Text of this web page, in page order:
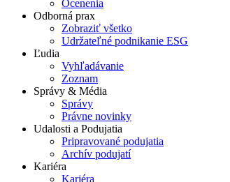
Ocenenia
Odborná prax
Zobraziť všetko
Udržateľné podnikanie ESG
Ľudia
Vyhľadávanie
Zoznam
Správy & Média
Správy
Právne novinky
Udalosti a Podujatia
Pripravované podujatia
Archív podujatí
Kariéra
Kariéra